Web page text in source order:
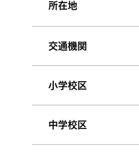
所在地
交通機関
小学校区
中学校区